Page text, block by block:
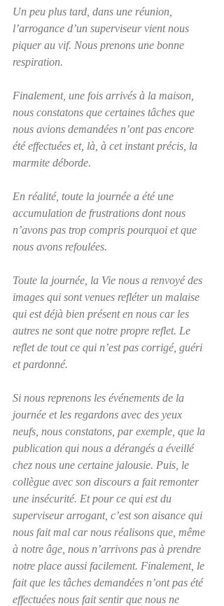
Un peu plus tard, dans une réunion,
l’arrogance d’un superviseur vient nous
piquer au vif. Nous prenons une bonne
respiration.
Finalement, une fois arrivés à la maison,
nous constatons que certaines tâches que
nous avions demandées n’ont pas encore
été effectuées et, là, à cet instant précis, la
marmite déborde.
En réalité, toute la journée a été une
accumulation de frustrations dont nous
n’avons pas trop compris pourquoi et que
nous avons refoulées.
Toute la journée, la Vie nous a renvoyé des
images qui sont venues refléter un malaise
qui est déjà bien présent en nous car les
autres ne sont que notre propre reflet. Le
reflet de tout ce qui n’est pas corrigé, guéri
et pardonné.
Si nous reprenons les événements de la
journée et les regardons avec des yeux
neufs, nous constatons, par exemple, que la
publication qui nous a dérangés a éveillé
chez nous une certaine jalousie. Puis, le
collègue avec son discours a fait remonter
une insécurité. Et pour ce qui est du
superviseur arrogant, c’est son aisance qui
nous fait mal car nous réalisons que, même
à notre âge, nous n’arrivons pas à prendre
notre place aussi facilement. Finalement, le
fait que les tâches demandées n’ont pas été
effectuées nous fait sentir que nous ne